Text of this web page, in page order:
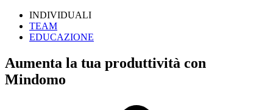
INDIVIDUALI
TEAM
EDUCAZIONE
Aumenta la tua produttività con
Mindomo